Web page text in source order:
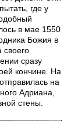
где у
в мае 1550
Божия в
своего
сразу
кончине. На
на
Адриана,
стены.